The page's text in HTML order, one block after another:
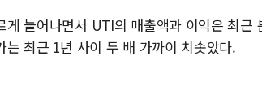
게 늘어나면서 UTI의 매출액과 이익은 최근
는 최근 1년 사이 두 배 가까이 치솟았다.